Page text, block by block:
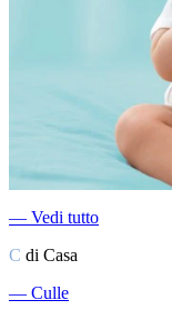
― Vedi tutto
C di Casa
― Culle